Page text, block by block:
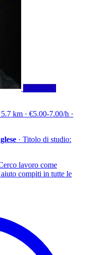
VISIONA
km · €5.00-7.00/h ·
· Titolo di studio:
lavoro come
compiti in tutte le